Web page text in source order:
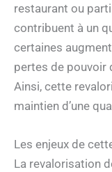
restaurant ou
contribuent à un
certaines
pertes de pouvoir
Ainsi, cette
maintien d’une
Les enjeux de
La revalorisation